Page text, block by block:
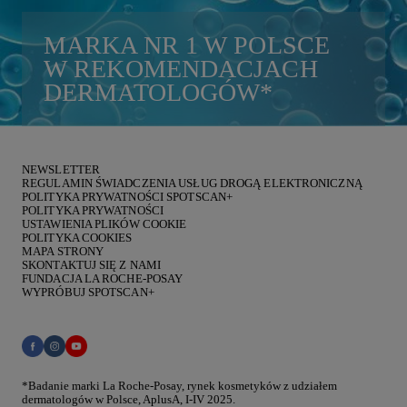
MARKA NR 1 W POLSCE
W REKOMENDACJACH
DERMATOLOGÓW*
NEWSLETTER
REGULAMIN ŚWIADCZENIA USŁUG DROGĄ ELEKTRONICZNĄ
POLITYKA PRYWATNOŚCI SPOTSCAN+
POLITYKA PRYWATNOŚCI
USTAWIENIA PLIKÓW COOKIE
POLITYKA COOKIES
MAPA STRONY
SKONTAKTUJ SIĘ Z NAMI
FUNDACJA LA ROCHE-POSAY
WYPRÓBUJ SPOTSCAN+
*Badanie marki La Roche-Posay, rynek kosmetyków z udziałem
dermatologów w Polsce, AplusA, I-IV 2025.